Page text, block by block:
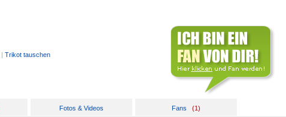
| Trikot tauschen
Fotos & Videos Fans (1)